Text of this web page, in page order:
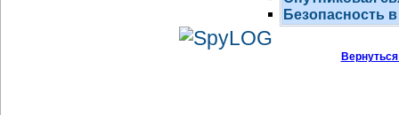
Безопасность